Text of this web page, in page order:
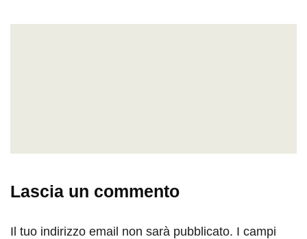
Lascia un commento
Il tuo indirizzo email non sarà pubblicato. I campi